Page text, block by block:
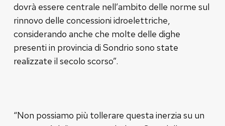
dovrà essere centrale nell’ambito delle norme sul
rinnovo delle concessioni idroelettriche,
considerando anche che molte delle dighe
presenti in provincia di Sondrio sono state
realizzate il secolo scorso”.
“Non possiamo più tollerare questa inerzia su un